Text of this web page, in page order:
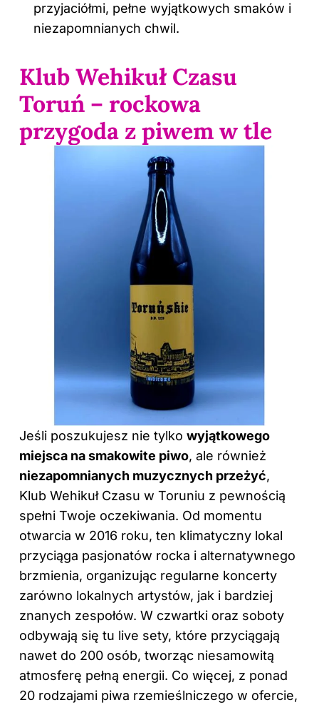
przyjaciółmi, pełne wyjątkowych smaków i
niezapomnianych chwil.
Klub Wehikuł Czasu
Toruń – rockowa
przygoda z piwem w tle
Jeśli poszukujesz nie tylko wyjątkowego
miejsca na smakowite piwo, ale również
niezapomnianych muzycznych przeżyć,
Klub Wehikuł Czasu w Toruniu z pewnością
spełni Twoje oczekiwania. Od momentu
otwarcia w 2016 roku, ten klimatyczny lokal
przyciąga pasjonatów rocka i alternatywnego
brzmienia, organizując regularne koncerty
zarówno lokalnych artystów, jak i bardziej
znanych zespołów. W czwartki oraz soboty
odbywają się tu live sety, które przyciągają
nawet do 200 osób, tworząc niesamowitą
atmosferę pełną energii. Co więcej, z ponad
20 rodzajami piwa rzemieślniczego w ofercie,